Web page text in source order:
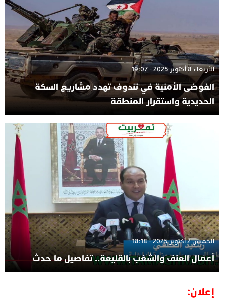
الأربعاء 8 أكتوبر 2025 - 19:07
الفوضى الأمنية في تندوف تهدد مشاريع السكة
الحديدية واستقرار المنطقة
الخميس 2 أكتوبر 2025 - 18:18
أعمال العنف والشغب بالقليعة.. تفاصيل ما حدث
إعلان: